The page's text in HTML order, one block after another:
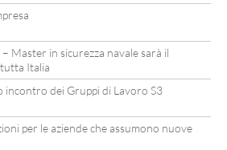
– Master in sicurezza navale sarà il
Italia
incontro dei Gruppi di Lavoro S3
per le aziende che assumono nuove